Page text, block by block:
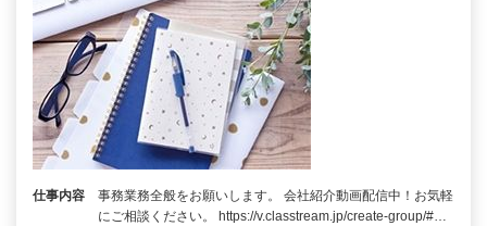
仕事内容
事務業務全般をお願いします。 会社紹介動画配信中！お気軽
にご相談ください。 https://v.classtream.jp/create-group/#…